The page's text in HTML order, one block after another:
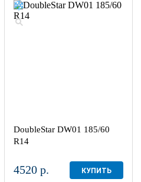
DoubleStar DW01 185/60
R14
4520 р. КУПИТЬ